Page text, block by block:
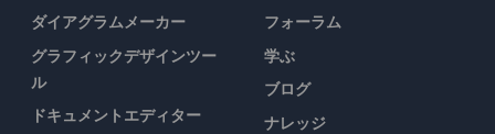
ダイアグラムメーカー
グラフィックデザインツー
ル
ドキュメントエディター
フォーラム
学ぶ
ブログ
ナレッジ